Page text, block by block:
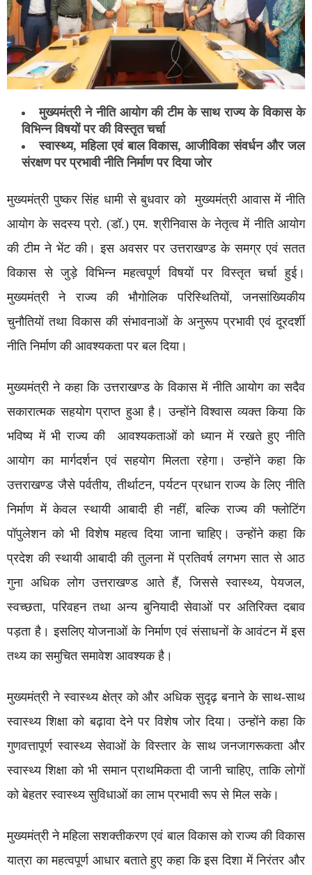
मुख्यमंत्री ने नीति आयोग की टीम के साथ राज्य के विकास के
विभिन्न विषयों पर की विस्तृत चर्चा
स्वास्थ्य, महिला एवं बाल विकास, आजीविका संवर्धन और जल
संरक्षण पर प्रभावी नीति निर्माण पर दिया जोर
मुख्यमंत्री पुष्कर सिंह धामी से बुधवार को मुख्यमंत्री आवास में नीति
आयोग के सदस्य प्रो. (डॉ.) एम. श्रीनिवास के नेतृत्व में नीति आयोग
की टीम ने भेंट की। इस अवसर पर उत्तराखण्ड के समग्र एवं सतत
विकास से जुड़े विभिन्न महत्वपूर्ण विषयों पर विस्तृत चर्चा हुई।
मुख्यमंत्री ने राज्य की भौगोलिक परिस्थितियों, जनसांख्यिकीय
चुनौतियों तथा विकास की संभावनाओं के अनुरूप प्रभावी एवं दूरदर्शी
नीति निर्माण की आवश्यकता पर बल दिया।
मुख्यमंत्री ने कहा कि उत्तराखण्ड के विकास में नीति आयोग का सदैव
सकारात्मक सहयोग प्राप्त हुआ है। उन्होंने विश्वास व्यक्त किया कि
भविष्य में भी राज्य की आवश्यकताओं को ध्यान में रखते हुए नीति
आयोग का मार्गदर्शन एवं सहयोग मिलता रहेगा। उन्होंने कहा कि
उत्तराखण्ड जैसे पर्वतीय, तीर्थाटन, पर्यटन प्रधान राज्य के लिए नीति
निर्माण में केवल स्थायी आबादी ही नहीं, बल्कि राज्य की फ्लोटिंग
पॉपुलेशन को भी विशेष महत्व दिया जाना चाहिए। उन्होंने कहा कि
प्रदेश की स्थायी आबादी की तुलना में प्रतिवर्ष लगभग सात से आठ
गुना अधिक लोग उत्तराखण्ड आते हैं, जिससे स्वास्थ्य, पेयजल,
स्वच्छता, परिवहन तथा अन्य बुनियादी सेवाओं पर अतिरिक्त दबाव
पड़ता है। इसलिए योजनाओं के निर्माण एवं संसाधनों के आवंटन में इस
तथ्य का समुचित समावेश आवश्यक है।
मुख्यमंत्री ने स्वास्थ्य क्षेत्र को और अधिक सुदृढ़ बनाने के साथ-साथ
स्वास्थ्य शिक्षा को बढ़ावा देने पर विशेष जोर दिया। उन्होंने कहा कि
गुणवत्तापूर्ण स्वास्थ्य सेवाओं के विस्तार के साथ जनजागरूकता और
स्वास्थ्य शिक्षा को भी समान प्राथमिकता दी जानी चाहिए, ताकि लोगों
को बेहतर स्वास्थ्य सुविधाओं का लाभ प्रभावी रूप से मिल सके।
मुख्यमंत्री ने महिला सशक्तीकरण एवं बाल विकास को राज्य की विकास
यात्रा का महत्वपूर्ण आधार बताते हुए कहा कि इस दिशा में निरंतर और